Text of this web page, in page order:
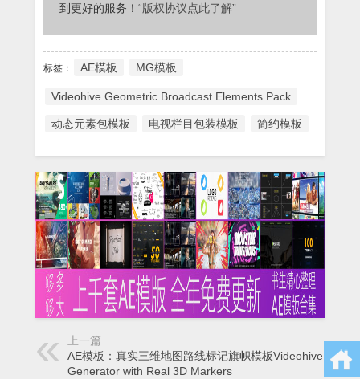
到更好的服务！ “版权协议点此了解”
标签： AE模板 MG模板
Videohive Geometric Broadcast Elements Pack
动态元素包模板 电视栏目包装模板 简约模板
上一篇
AE模板：真实三维地图路线标记旗帜模板Videohive Map
Generator with Real 3D Markers